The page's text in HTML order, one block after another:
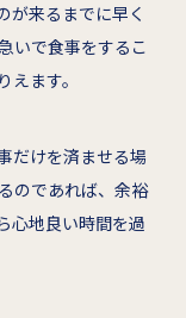
が来るまでに早く
いで食事をするこ
ます。
だけを済ませる場
のであれば、余裕
心地良い時間を過